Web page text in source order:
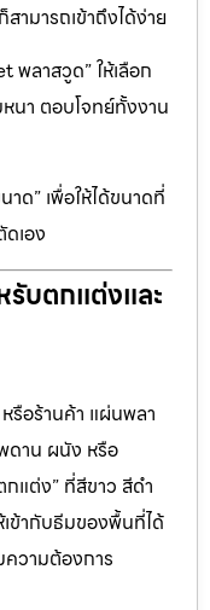
ามารถเข้าถึงได้ง่าย
พลาสวูด” ให้เลือก
นา ตอบโจทย์ทั้งงาน
ด” เพื่อให้ได้ขนาดที่
เอง
บตกแต่งและ
รือร้านค้า แผ่นพลา
ดาน ผนัง หรือ
กแต่ง” ที่สีขาว สีดำ
เข้ากับธีมของพื้นที่ได้
วามต้องการ